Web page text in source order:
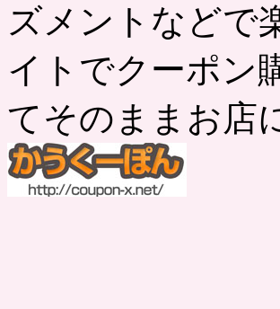
ズメントなどで
イトでクーポン
てそのままお店